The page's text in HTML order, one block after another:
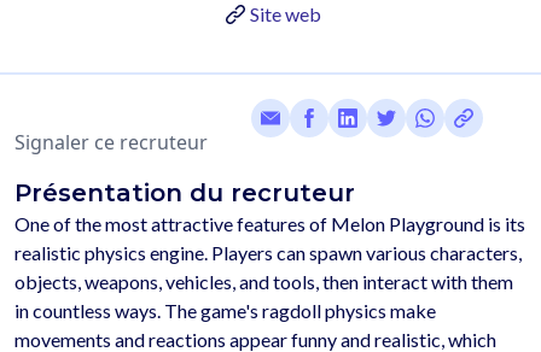
Site web
Signaler ce recruteur
Présentation du recruteur
One of the most attractive features of Melon Playground is its
realistic physics engine. Players can spawn various characters,
objects, weapons, vehicles, and tools, then interact with them
in countless ways. The game's ragdoll physics make
movements and reactions appear funny and realistic, which